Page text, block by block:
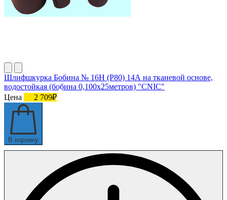
Шлифшкурка Бобина № 16Н (P80) 14А на тканевой основе,
водостойкая (бобина 0,100х25метров) "CNIC"
Цена
2 709₽
В корзину